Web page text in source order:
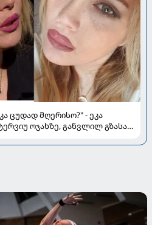
ცუდად მღერისო?" - ეკა
ოჯახზე, განვლილ გზასა